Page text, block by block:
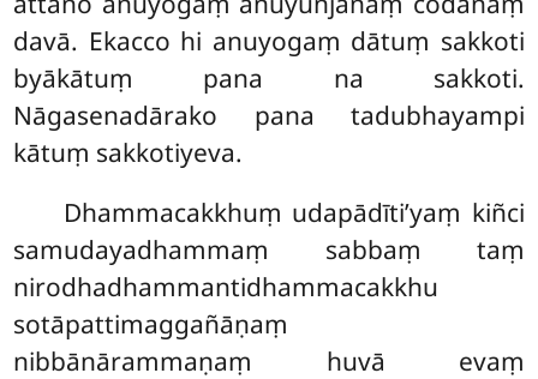
davā. Ekacco hi anuyogaṃ dātuṃ sakkoti
byākātuṃ pana na sakkoti.
Nāgasenadārako pana tadubhayampi
kātuṃ sakkotiyeva.
Dhammacakkhuṃ udapādīti’yaṃ kiñci
samudayadhammaṃ sabbaṃ taṃ
nirodhadhammantidhammacakkhu
sotāpattimaggañāṇaṃ
nibbānārammaṇaṃ huvā evaṃ